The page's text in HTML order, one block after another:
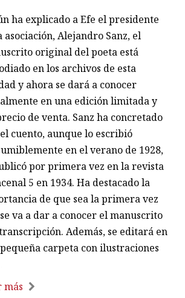
ha explicado a Efe el presidente
asociación, Alejandro Sanz, el
original del poeta está
en los archivos de esta
y ahora se dará a conocer
en una edición limitada y
de venta. Sanz ha concretado
cuento, aunque lo escribió
en el verano de 1928,
por primera vez en la revista
5 en 1934. Ha destacado la
de que sea la primera vez
va a dar a conocer el manuscrito
Además, se editará en
carpeta con ilustraciones
más